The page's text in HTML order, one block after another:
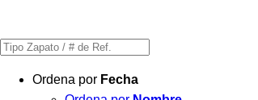
Búsqueda
productosOrdena por Fecha